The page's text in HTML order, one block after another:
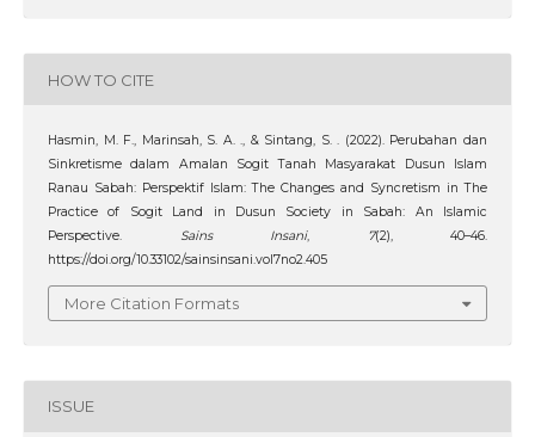
HOW TO CITE
Hasmin, M. F., Marinsah, S. A. ., & Sintang, S. . (2022). Perubahan dan
Sinkretisme dalam Amalan Sogit Tanah Masyarakat Dusun Islam
Ranau Sabah: Perspektif Islam: The Changes and Syncretism in The
Practice of Sogit Land in Dusun Society in Sabah: An Islamic
Perspective.
Sains Insani, 7(2), 40–46.
https://doi.org/10.33102/sainsinsani.vol7no2.405
More Citation Formats
ISSUE